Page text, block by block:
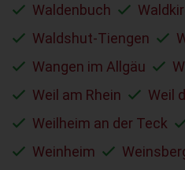
Waldenbuch
Waldshut-Tiengen
Wangen im Allgäu
Weil am Rhein
Weil
Weilheim an der Teck
Weinheim